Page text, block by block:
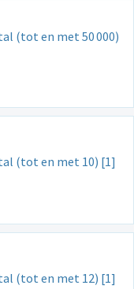
(tot en met 50000)
(tot en met 10) [1]
(tot en met 12) [1]